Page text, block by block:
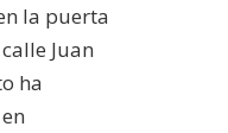
la puerta
Juan
ha